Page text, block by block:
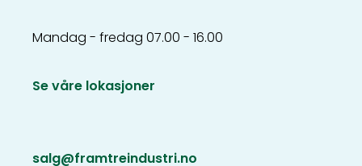
Mandag - fredag 07.00 - 16.00
Se våre lokasjoner
salg@framtreindustri.no